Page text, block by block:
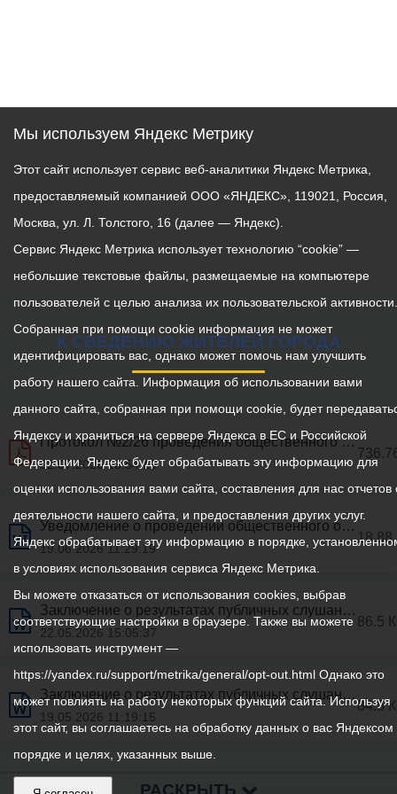
К СВЕДЕНИЮ ЖИТЕЛЕЙ ГОРОДА
Протокол №2/26 проведения общественного обсуждения проекта постановления АМС г.Владикаваза «О внесении изменений в постановление АМС г.Владикавказа от 21.05.2019 №642 «Об утверждении муниципальной программы «Информатизация АМС г.Владикавказа»
02.07.2026 13:54:19
Уведомление о проведении общественного обсуждения документа стратегического планирования
19.06.2026 11:29:19
18.88
Заключение о результатах публичных слушаний по проекту решения Собрания представителей г.Владикавказа «Об исполнении бюджета муниципального образования г.Владикавказ за 2025 год» от 22 мая 2026г.
22.05.2026 15:05:37
86.5
Заключение о результатах публичных слушаний по вопросам предоставления разрешений на условно разрешенный вид использования земельных участков от 12 мая 2026 г.
19.05.2026 11:19:15
84.5
РАСКРЫТЬ
Мы используем Яндекс Метрику
Этот сайт использует сервис веб-аналитики Яндекс Метрика,
предоставляемый компанией ООО «ЯНДЕКС», 119021, Россия,
Москва, ул. Л. Толстого, 16 (далее — Яндекс).
Сервис Яндекс Метрика использует технологию “cookie” —
небольшие текстовые файлы, размещаемые на компьютере
пользователей с целью анализа их пользовательской активности.
Собранная при помощи cookie информация не может
идентифицировать вас, однако может помочь нам улучшить
работу нашего сайта. Информация об использовании вами
данного сайта, собранная при помощи cookie, будет
Яндексу и храниться на сервере Яндекса в ЕС и Российской
Федерации. Яндекс будет обрабатывать эту информацию для
оценки использования вами сайта, составления для нас отчетов
деятельности нашего сайта, и предоставления других услуг.
Яндекс обрабатывает эту информацию в порядке,
в условиях использования сервиса Яндекс Метрика.
Вы можете отказаться от использования cookies, выбрав
соответствующие настройки в браузере. Также вы можете
использовать инструмент —
https://yandex.ru/support/metrika/general/opt-out.html Однако это
может повлиять на работу некоторых функций сайта. Используя
этот сайт, вы соглашаетесь на обработку данных о вас Яндексом
порядке и целях, указанных выше.